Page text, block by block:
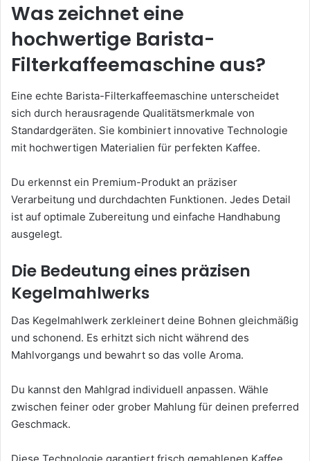
Was zeichnet eine
hochwertige Barista-
Filterkaffeemaschine aus?
Eine echte Barista-Filterkaffeemaschine unterscheidet
sich durch herausragende Qualitätsmerkmale von
Standardgeräten. Sie kombiniert innovative Technologie
mit hochwertigen Materialien für perfekten Kaffee.
Du erkennst ein Premium-Produkt an präziser
Verarbeitung und durchdachten Funktionen. Jedes Detail
ist auf optimale Zubereitung und einfache Handhabung
ausgelegt.
Die Bedeutung eines präzisen
Kegelmahlwerks
Das Kegelmahlwerk zerkleinert deine Bohnen gleichmäßig
und schonend. Es erhitzt sich nicht während des
Mahlvorgangs und bewahrt so das volle Aroma.
Du kannst den Mahlgrad individuell anpassen. Wähle
zwischen feiner oder grober Mahlung für deinen preferred
Geschmack.